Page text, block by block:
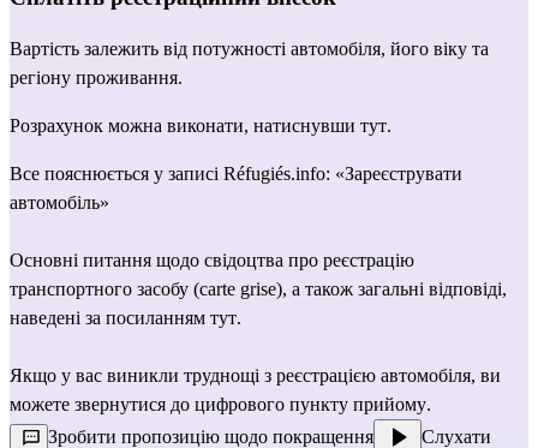
Вартість залежить від потужності автомобіля, його віку та
регіону проживання.
Розрахунок можна виконати, натиснувши тут.
Все пояснюється у записі Réfugiés.info: «Зареєструвати
автомобіль»
Основні питання щодо свідоцтва про реєстрацію
транспортного засобу (carte grise), а також загальні відповіді,
наведені за посиланням тут.
Якщо у вас виникли труднощі з реєстрацією автомобіля, ви
можете звернутися до цифрового пункту прийому.
Зробити пропозицію щодо покращення
Слухати